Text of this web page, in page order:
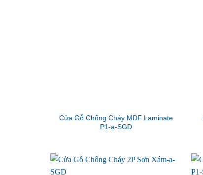
Cửa Gỗ Chống Cháy MDF Laminate
P1-a-SGD